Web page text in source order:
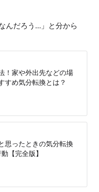
んだろう…」と分から
！家や外出先などの場
すめ気分転換とは？
思ったときの気分転換
【完全版】